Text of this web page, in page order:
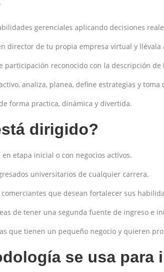
gerenciales aplicando decisiones
director de tu propia empresa virtual y llévala
participación reconocido con la descripción
analiza, planea, define estrategias y toma
forma practica, dinámica y divertida.
dirigido?
etapa inicial o con negocios activos.
universitarios de cualquier carrera.
que desean fortalecer sus
de tener una segunda fuente de ingreso e
que tienen un pequeño negocio y quieren
se usa para